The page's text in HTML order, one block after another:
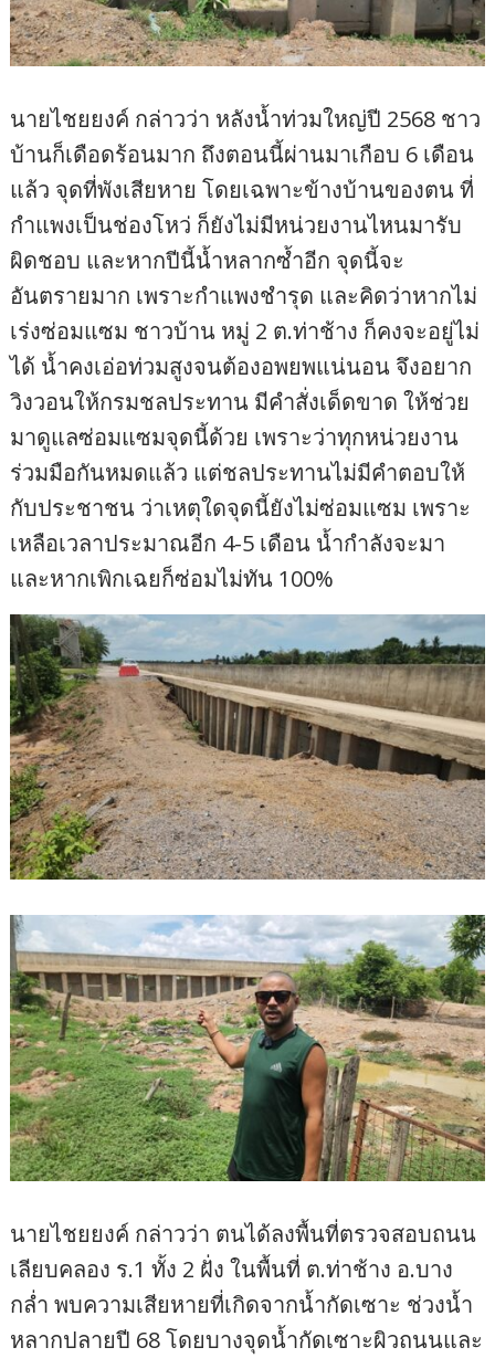
นายไชยยงค์ กล่าวว่า หลังน้ำท่วมใหญ่ปี 2568 ชาว
บ้านก็เดือดร้อนมาก ถึงตอนนี้ผ่านมาเกือบ 6 เดือน
แล้ว จุดที่พังเสียหาย โดยเฉพาะข้างบ้านของตน ที่
กำแพงเป็นช่องโหว่ ก็ยังไม่มีหน่วยงานไหนมารับ
ผิดชอบ และหากปีนี้น้ำหลากซ้ำอีก จุดนี้จะ
อันตรายมาก เพราะกำแพงชำรุด และคิดว่าหากไม่
เร่งซ่อมแซม ชาวบ้าน หมู่ 2 ต.ท่าช้าง ก็คงจะอยู่ไม่
ได้ น้ำคงเอ่อท่วมสูงจนต้องอพยพแน่นอน จึงอยาก
วิงวอนให้กรมชลประทาน มีคำสั่งเด็ดขาด ให้ช่วย
มาดูแลซ่อมแซมจุดนี้ด้วย เพราะว่าทุกหน่วยงาน
ร่วมมือกันหมดแล้ว แต่ชลประทานไม่มีคำตอบให้
กับประชาชน ว่าเหตุใดจุดนี้ยังไม่ซ่อมแซม เพราะ
เหลือเวลาประมาณอีก 4-5 เดือน น้ำกำลังจะมา
และหากเพิกเฉยก็ซ่อมไม่ทัน 100%
นายไชยยงค์ กล่าวว่า ตนได้ลงพื้นที่ตรวจสอบถนน
เลียบคลอง ร.1 ทั้ง 2 ฝั่ง ในพื้นที่ ต.ท่าช้าง อ.บาง
กล่ำ พบความเสียหายที่เกิดจากน้ำกัดเซาะ ช่วงน้ำ
หลากปลายปี 68 โดยบางจุดน้ำกัดเซาะผิวถนนและ